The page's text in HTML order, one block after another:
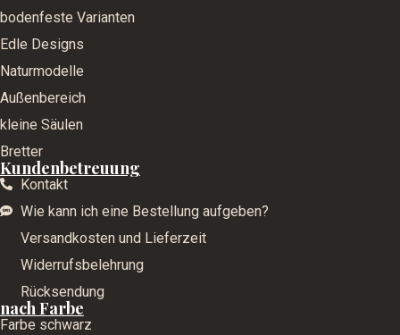
bodenfeste Varianten
Edle Designs
Naturmodelle
Außenbereich
kleine Säulen
Bretter
Kundenbetreuung
Kontakt
Wie kann ich eine Bestellung aufgeben?
Versandkosten und Lieferzeit
Widerrufsbelehrung
Rücksendung
nach Farbe
Farbe schwarz